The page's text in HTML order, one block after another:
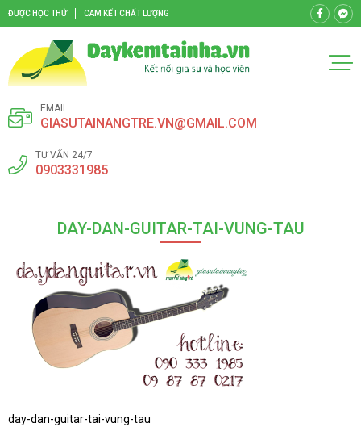
ĐƯỢC HỌC THỬ CAM KẾT CHẤT LƯỢNG
EMAIL
GIASUTAINANGTRE.VN@GMAIL.COM
TƯ VẤN 24/7
0903331985
DAY-DAN-GUITAR-TAI-VUNG-TAU
day-dan-guitar-tai-vung-tau